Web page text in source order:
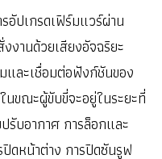
อัปเกรดเฟิร์มแวร์ผ่าน
งานด้วยเสียงอัจฉริยะ
และเชื่อมต่อฟังก์ชันของ
ขณะผู้ขับขี่จะอยู่ในระยะที่
รับอากาศ การล็อกและ
ดหน้าต่าง การปิดซันรูฟ